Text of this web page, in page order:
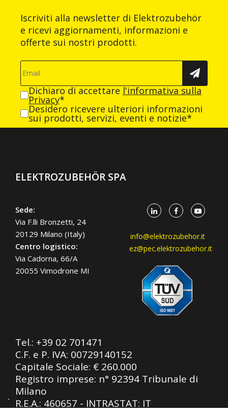
Iscriviti alla newsletter di Elektrozubehör
e ricevi aggiornamenti, informazioni e
offerte sui nostri prodotti.
Dichiaro di accettare l'informativa sulla
Privacy*
Desidero ricevere ulteriori informazioni
sui prodotti, servizi, eventi e notizie*
ELEKTROZUBEHÖR SPA
Sede:
Via F.lli Bronzetti, 24
20129 Milano (Italy)
Centro logistico:
Via Cadorna, 66/A
20055 Vimodrone MI
info@elektrozubehor.it
ez@pec.elektrozubehor.it
Tel.: +39 02 701471
C.F. e P. IVA: 00729140152
Capitale Sociale: € 260.000
Registro imprese: n° 92394 Tribunale di
Milano
R.E.A.: 460657 - INTRASTAT: IT